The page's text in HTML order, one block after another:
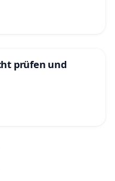
prüfen und